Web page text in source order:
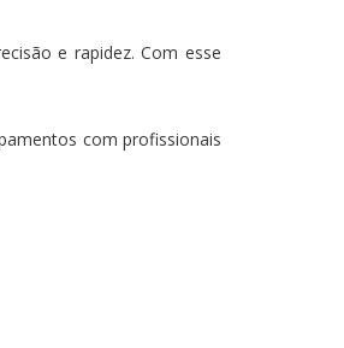
e rapidez. Com esse
com profissionais